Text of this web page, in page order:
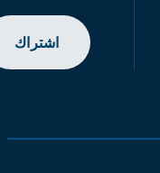
اشتراك